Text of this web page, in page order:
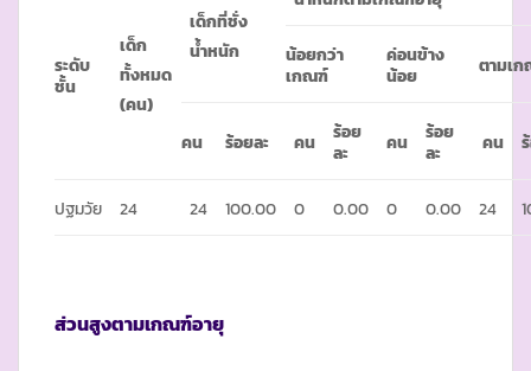
ระดับ
ชั้น
เด็ก
ทั้งหมด
(คน)
เด็กที่ชั่ง
น้ำหนัก
น้อยกว่า
เกณฑ์
ค่อนข้าง
น้อย
ตามเ
คน ร้อยละ คน
ร้อย
ละ
คน
ร้อย
ละ
คน
ปฐมวัย 24 24 100.00 0 0.00 0 0.00 24
ส่วนสูงตามเกณฑ์อายุ